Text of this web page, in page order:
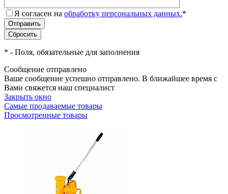
Я согласен на обработку персональных данных.*
* - Поля, обязательные для заполнения
Сообщение отправлено
Ваше сообщение успешно отправлено. В ближайшее время с
Вами свяжется наш специалист
Закрыть окно
Самые продаваемые товары
Просмотренные товары